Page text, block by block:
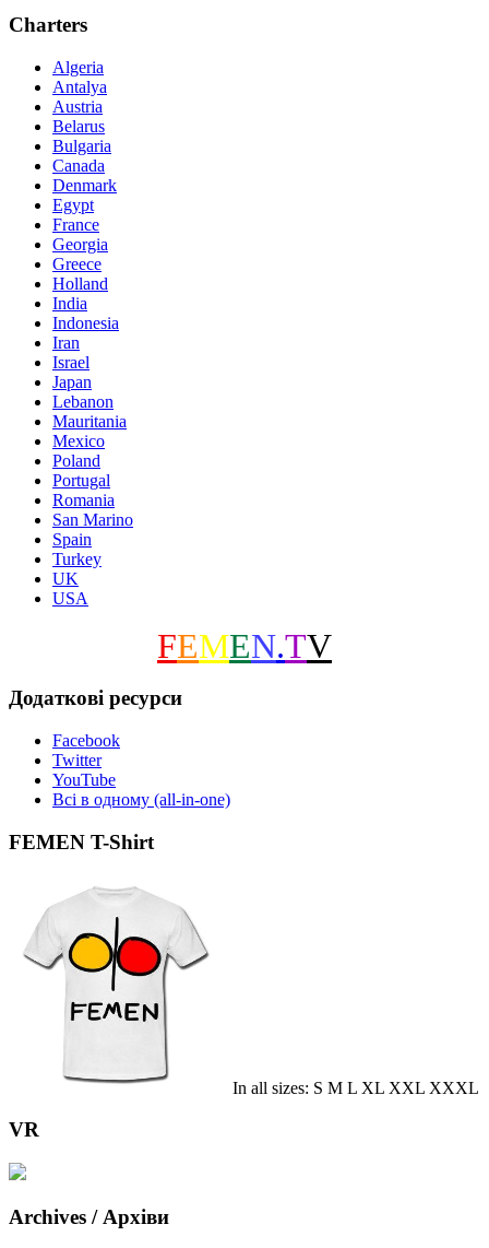
Charters
Algeria
Antalya
Austria
Belarus
Bulgaria
Canada
Denmark
Egypt
France
Georgia
Greece
Holland
India
Indonesia
Iran
Israel
Japan
Lebanon
Mauritania
Mexico
Poland
Portugal
Romania
San Marino
Spain
Turkey
UK
USA
FEMEN.TV
Додаткові ресурси
Facebook
Twitter
YouTube
Всі в одному (all-in-one)
FEMEN T-Shirt
In all sizes: S M L XL XXL XXXL
VR
Archives / Архіви